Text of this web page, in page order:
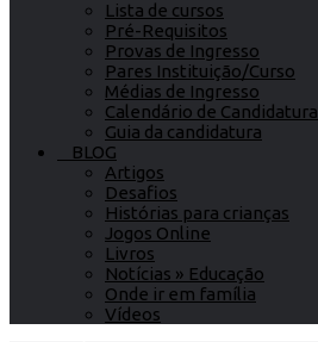
Lista de cursos
Pré-Requisitos
Provas de Ingresso
Pares Instituição/Curso
Médias de Ingresso
Calendário de Candidatura
Guia da candidatura
BLOG
Artigos
Desafios
Histórias para crianças
Jogos Online
Livros
Notícias » Educação
Onde ir em família
Vídeos